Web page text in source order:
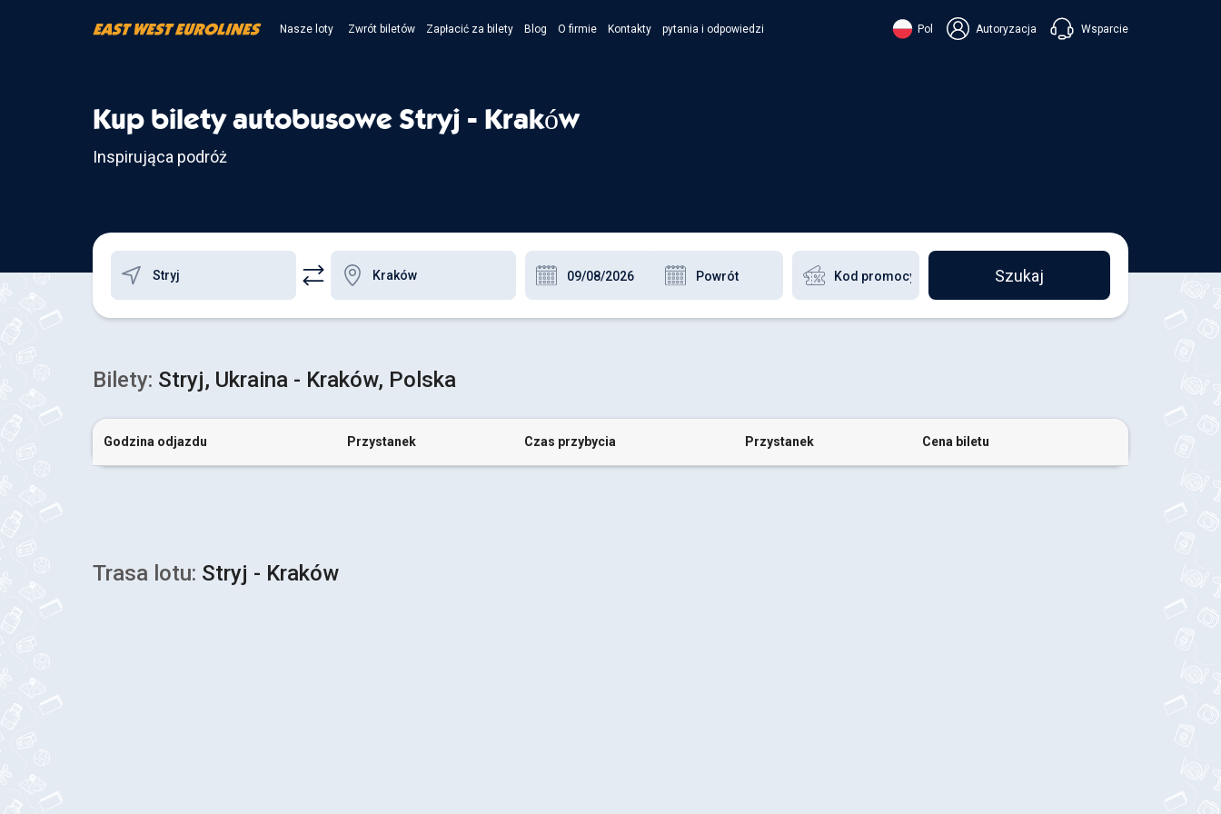
Nasze loty Zwrót biletów Zapłacić za bilety Blog O firmie Kontakty pytania i odpowiedzi Pol Autoryzacja Wsparcie
Czatuj w Messengerze
Kup bilety autobusowe Stryj - Kraków
Inspirująca podróż
Szukaj
Bilety: Stryj, Ukraina - Kraków, Polska
Godzina odjazdu Przystanek Czas przybycia Przystanek Cena biletu
Trasa lotu: Stryj - Kraków